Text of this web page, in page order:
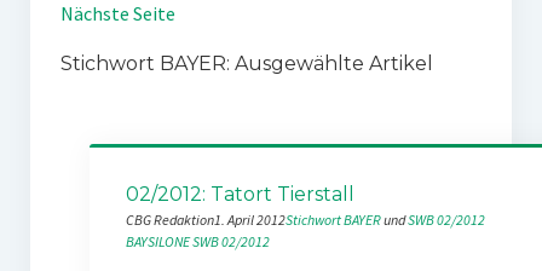
Nächste Seite
Stichwort BAYER: Ausgewählte Artikel
02/2012: Tatort Tierstall
CBG Redaktion1. April 2012Stichwort BAYER und SWB 02/2012
BAYSILONESWB 02/2012